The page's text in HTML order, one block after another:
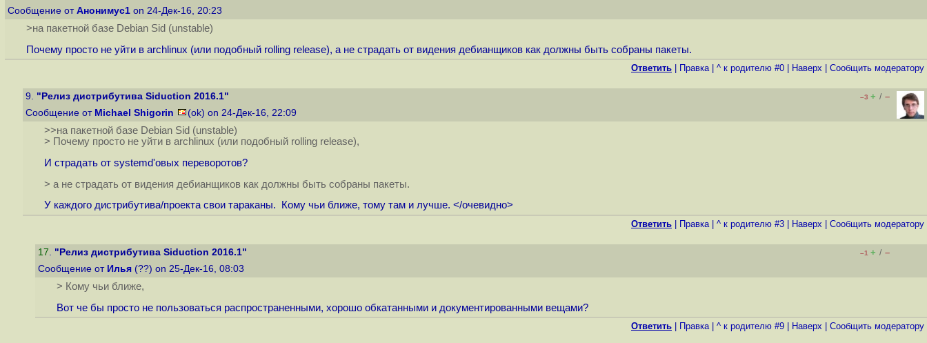
Сообщение от Анонимус1 on 24-Дек-16, 20:23
>на пакетной базе Debian Sid (unstable)
Почему просто не уйти в archlinux (или подобный rolling release), а не страдать от видения дебианщиков как должны быть собраны пакеты.
Ответить Правка| ^ к родителю #0 Наверх Cообщить модератору
9. "Релиз дистрибутива Siduction 2016.1" –3 + / –
Сообщение от Michael Shigorin (ok) on 24-Дек-16, 22:09
>>на пакетной базе Debian Sid (unstable)
> Почему просто не уйти в archlinux (или подобный rolling release),
И страдать от systemd'овых переворотов?
> а не страдать от видения дебианщиков как должны быть собраны пакеты.
У каждого дистрибутива/проекта свои тараканы. Кому чьи ближе, тому там и лучше. </очевидно>
Ответить Правка| ^ к родителю #3 Наверх Cообщить модератору
17. "Релиз дистрибутива Siduction 2016.1" –1 + / –
Сообщение от Илья (??) on 25-Дек-16, 08:03
> Кому чьи ближе,
Вот че бы просто не пользоваться распространенными, хорошо обкатанными и документированными вещами?
Ответить Правка| ^ к родителю #9 Наверх Cообщить модератору